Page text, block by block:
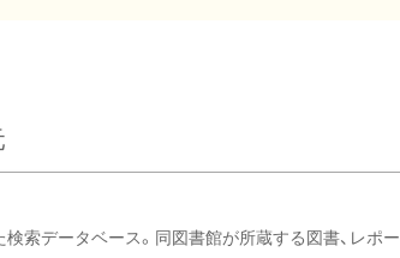
索データベース。同図書館が所蔵する図書、レポー